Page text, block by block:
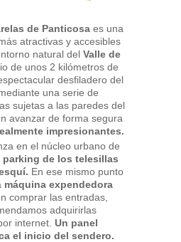
de Panticosaes una
atractivas y accesibles
natural del Valle de
de unos 2 kilómetros de
desfiladero del
una serie de
sujetas a las paredes del
avanzar de forma segura
impresionantes.
en el núcleo urbano de
parking de los telesillas
En ese mismo punto
máquina expendedora
comprar las entradas,
adquirirlas
internet. Un panel
el inicio del sendero.